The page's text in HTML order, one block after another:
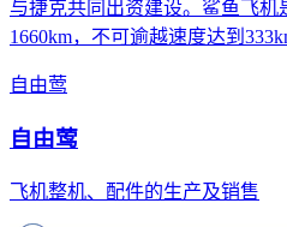
与捷克共同出资建设。鲨鱼飞
1660km，不可逾越速度达到
自由莺
自由莺
飞机整机、配件的生产及销售